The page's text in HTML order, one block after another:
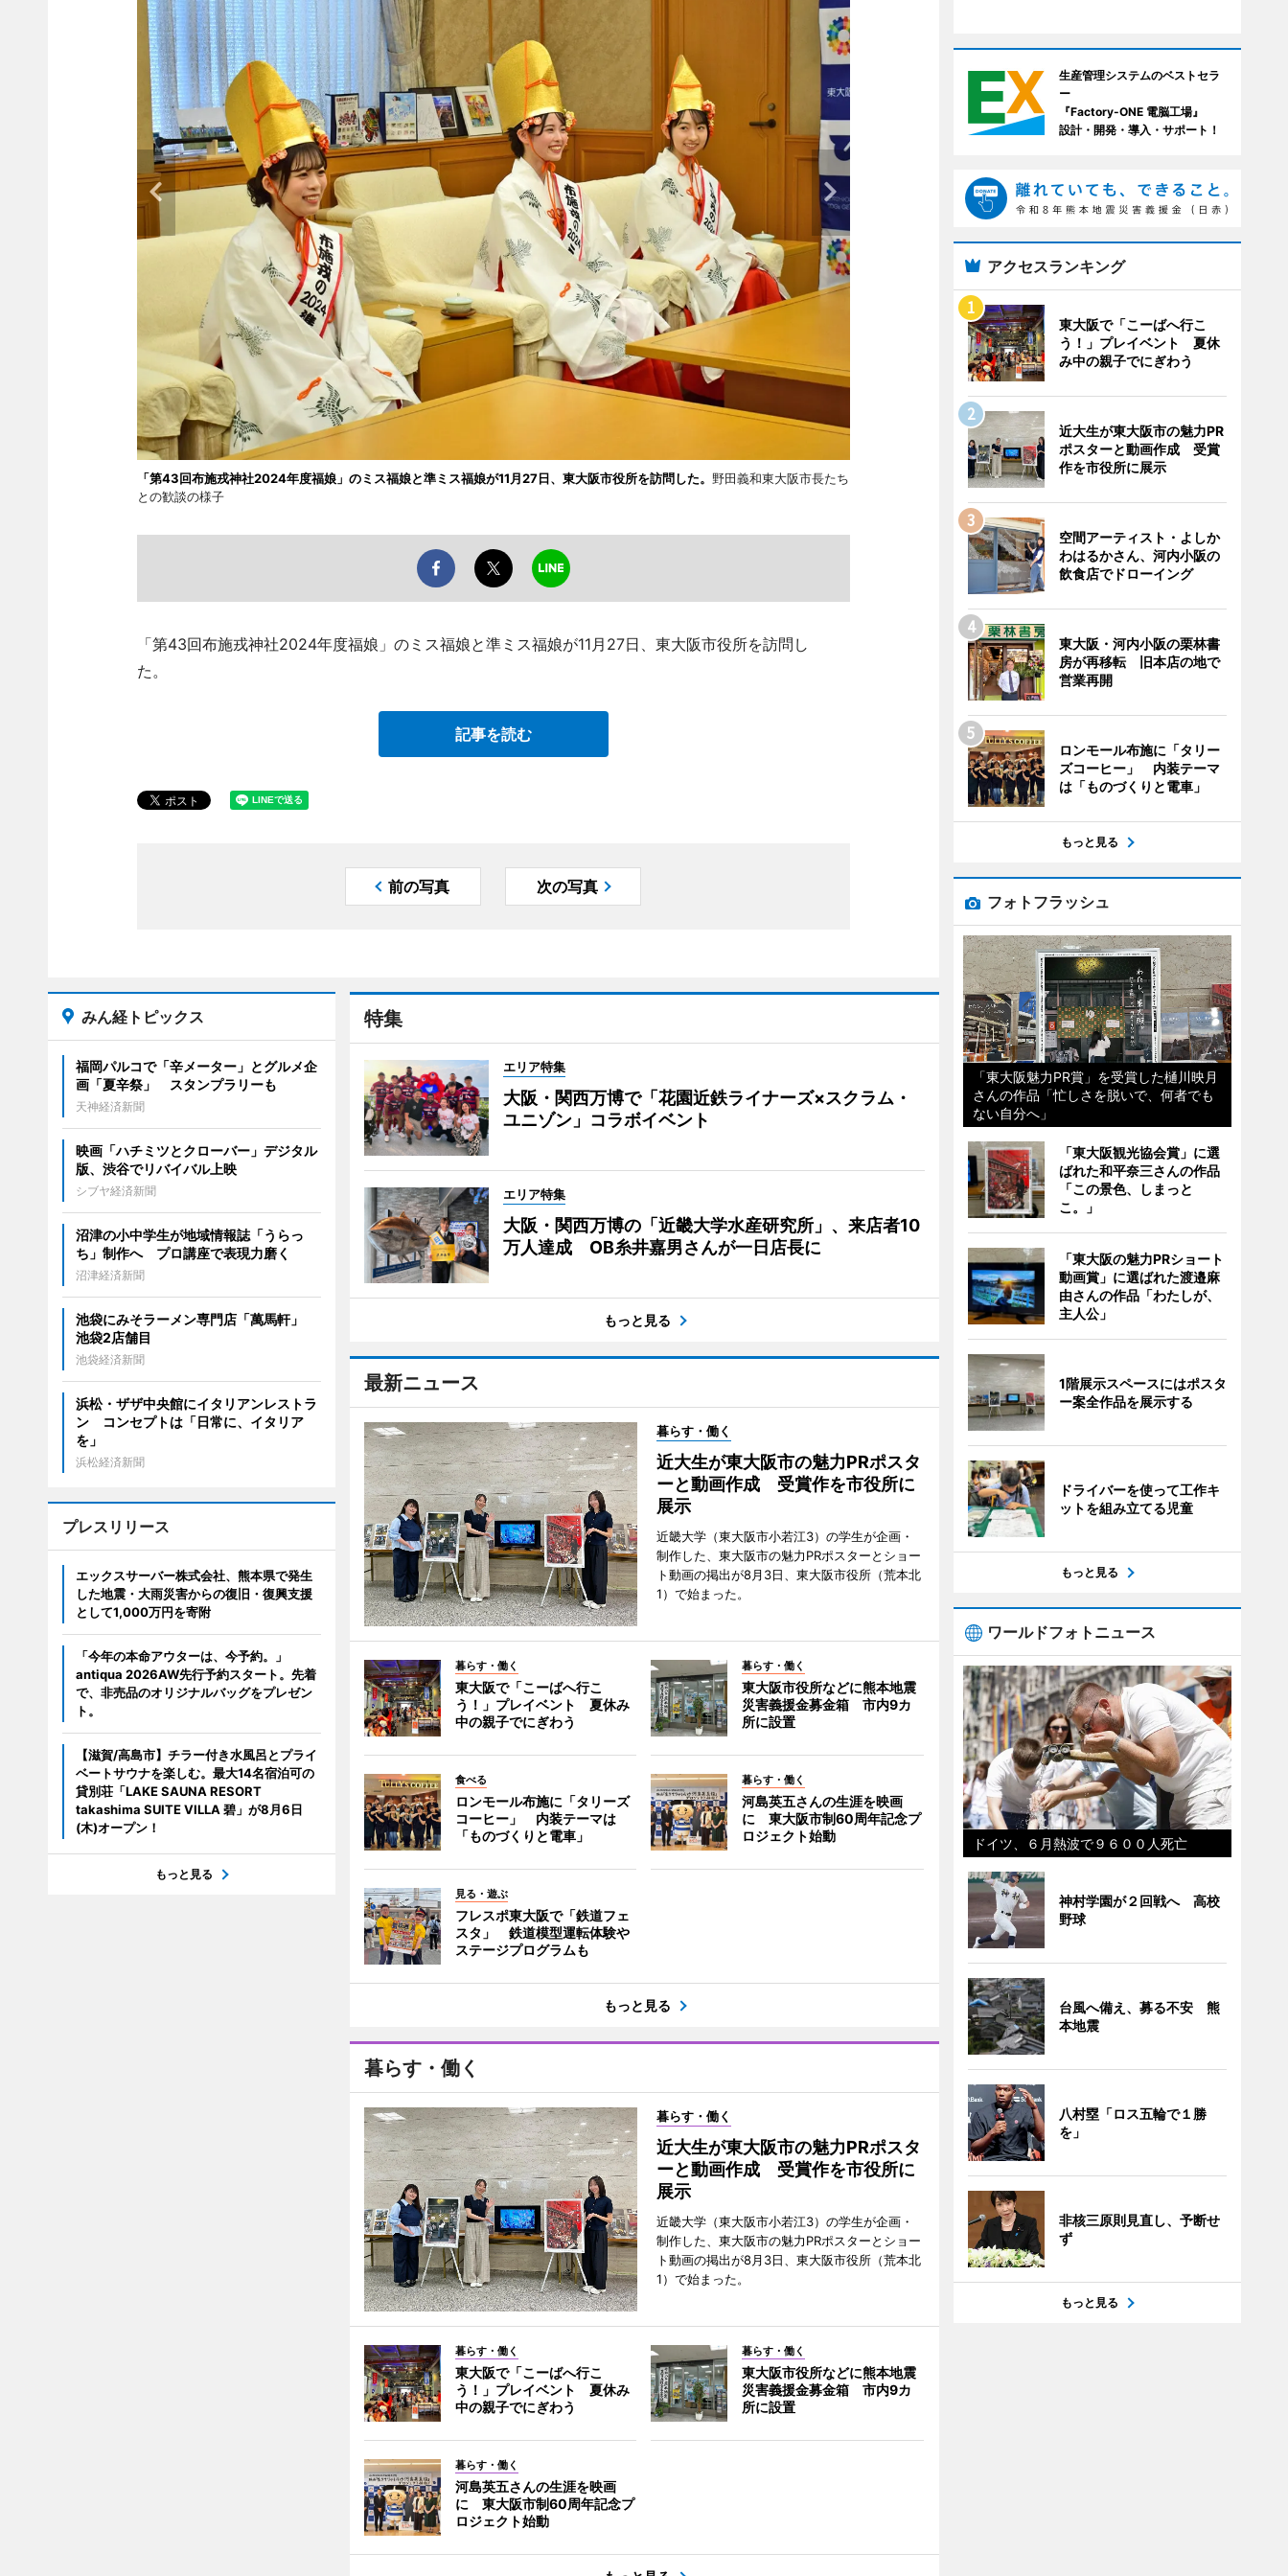
「第43回布施戎神社2024年度福娘」のミス福娘と準ミス福娘が11月27日、東大阪市役所を訪問した。 野田義和東大阪市長たち
との歓談の様子
「第43回布施戎神社2024年度福娘」のミス福娘と準ミス福娘が11月27日、東大阪市役所を訪問し
た。
記事を読む
前の写真 次の写真
特集
エリア特集
大阪・関西万博で「花園近鉄ライナーズ×スクラム・
ユニゾン」コラボイベント
エリア特集
大阪・関西万博の「近畿大学水産研究所」、来店者10
万人達成 OB糸井嘉男さんが一日店長に
もっと見る
最新ニュース
暮らす・働く
近大生が東大阪市の魅力PRポスタ
ーと動画作成 受賞作を市役所に
展示
近畿大学（東大阪市小若江3）の学生が企画・
制作した、東大阪市の魅力PRポスターとショー
ト動画の掲出が8月3日、東大阪市役所（荒本北
1）で始まった。
暮らす・働く
東大阪で「こーばへ行こ
う！」プレイベント 夏休み
中の親子でにぎわう
暮らす・働く
東大阪市役所などに熊本地震
災害義援金募金箱 市内9カ
所に設置
食べる
ロンモール布施に「タリーズ
コーヒー」 内装テーマは
「ものづくりと電車」
暮らす・働く
河島英五さんの生涯を映画
に 東大阪市制60周年記念プ
ロジェクト始動
見る・遊ぶ
フレスポ東大阪で「鉄道フェ
スタ」 鉄道模型運転体験や
ステージプログラムも
もっと見る
暮らす・働く
暮らす・働く
近大生が東大阪市の魅力PRポスタ
ーと動画作成 受賞作を市役所に
展示
近畿大学（東大阪市小若江3）の学生が企画・
制作した、東大阪市の魅力PRポスターとショー
ト動画の掲出が8月3日、東大阪市役所（荒本北
1）で始まった。
暮らす・働く
東大阪で「こーばへ行こ
う！」プレイベント 夏休み
中の親子でにぎわう
暮らす・働く
東大阪市役所などに熊本地震
災害義援金募金箱 市内9カ
所に設置
暮らす・働く
河島英五さんの生涯を映画
に 東大阪市制60周年記念プ
ロジェクト始動
みん経トピックス
福岡パルコで「辛メーター」とグルメ企
画「夏辛祭」 スタンプラリーも
天神経済新聞
映画「ハチミツとクローバー」デジタル
版、渋谷でリバイバル上映
シブヤ経済新聞
沼津の小中学生が地域情報誌「うらっ
ち」制作へ プロ講座で表現力磨く
沼津経済新聞
池袋にみそラーメン専門店「萬馬軒」
池袋2店舗目
池袋経済新聞
浜松・ザザ中央館にイタリアンレストラ
ン コンセプトは「日常に、イタリア
を」
浜松経済新聞
プレスリリース
エックスサーバー株式会社、熊本県で発生
した地震・大雨災害からの復旧・復興支援
として1,000万円を寄附
「今年の本命アウターは、今予約。」
antiqua 2026AW先行予約スタート。先着
で、非売品のオリジナルバッグをプレゼン
ト。
【滋賀/高島市】チラー付き水風呂とプライ
ベートサウナを楽しむ。最大14名宿泊可の
貸別荘「LAKE SAUNA RESORT
takashima SUITE VILLA 碧」が8月6日
(木)オープン！
もっと見る
生産管理システムのベストセラ
ー
『Factory-ONE 電脳工場』
設計・開発・導入・サポート！
アクセスランキング
東大阪で「こーばへ行こ
う！」プレイベント 夏休
み中の親子でにぎわう
近大生が東大阪市の魅力PR
ポスターと動画作成 受賞
作を市役所に展示
空間アーティスト・よしか
わはるかさん、河内小阪の
飲食店でドローイング
東大阪・河内小阪の栗林書
房が再移転 旧本店の地で
営業再開
ロンモール布施に「タリー
ズコーヒー」 内装テーマ
は「ものづくりと電車」
もっと見る
フォトフラッシュ
「東大阪魅力PR賞」を受賞した樋川映月
さんの作品「忙しさを脱いで、何者でも
ない自分へ」
「東大阪観光協会賞」に選
ばれた和平奈三さんの作品
「この景色、しまっと
こ。」
「東大阪の魅力PRショート
動画賞」に選ばれた渡邉麻
由さんの作品「わたしが、
主人公」
1階展示スペースにはポスタ
ー案全作品を展示する
ドライバーを使って工作キ
ットを組み立てる児童
もっと見る
ワールドフォトニュース
ドイツ、６月熱波で９６００人死亡
神村学園が２回戦へ 高校
野球
台風へ備え、募る不安 熊
本地震
八村塁「ロス五輪で１勝
を」
非核三原則見直し、予断せ
ず
もっと見る